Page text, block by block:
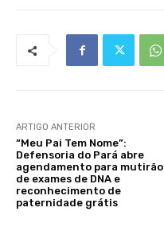
ARTIGO ANTERIOR
“Meu Pai Tem Nome”:
Defensoria do Pará abre
agendamento para mutirão
de exames de DNA e
reconhecimento de
paternidade grátis